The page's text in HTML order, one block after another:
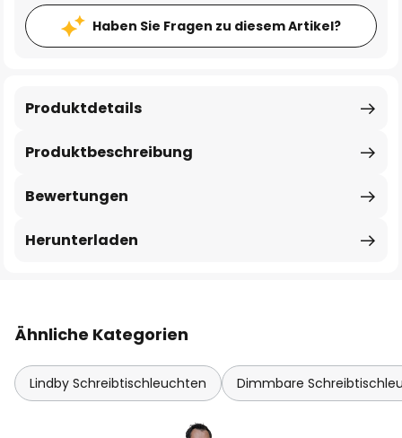
Haben Sie Fragen zu diesem Artikel?
Produktbeschreibung
Produktdetails
Bewertungen
Herunterladen
Ähnliche Kategorien
Lindby Schreibtischleuchten Dimmbare